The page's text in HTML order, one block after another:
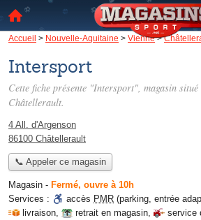
Accueil > Nouvelle-Aquitaine > Vienne>
Intersport
Cette fiche présente "Intersport", magasin situé
Châtellerault.
4 All. d'Argenson
86100 Châtellerault
📞 Appeler ce magasin
Magasin - Fermé, ouvre à 10h
Services :
accès PMR (parking, entrée
livraison, retrait en magasin, service